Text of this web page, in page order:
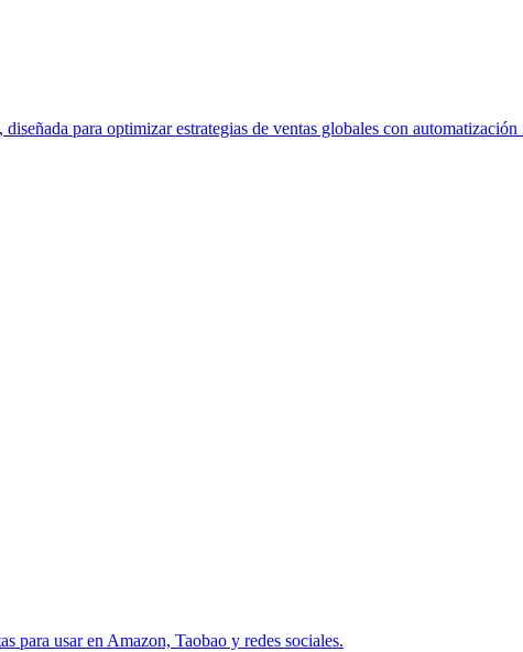
para optimizar estrategias de ventas globales con automatización
para usar en Amazon, Taobao y redes sociales.